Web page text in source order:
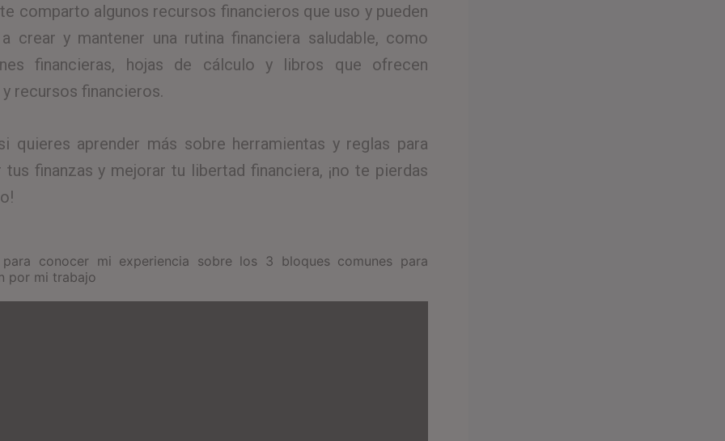
comparto algunos recursos financieros que uso y pueden
a crear y mantener una rutina financiera saludable, como
financieras, hojas de cálculo y libros que ofrecen
recursos financieros.
quieres aprender más sobre herramientas y reglas para
tus finanzas y mejorar tu libertad financiera, ¡no te pierdas
conocer mi experiencia sobre los 3 bloques comunes para
por mi trabajo